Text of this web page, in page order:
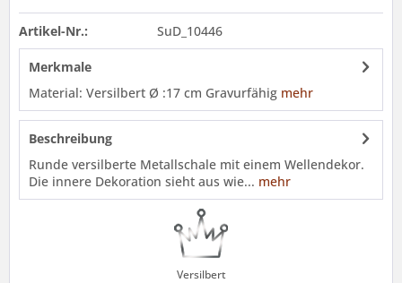
Artikel-Nr.: SuD_10446
Merkmale
Material: Versilbert Ø :17 cm Gravurfähig mehr
Beschreibung
Runde versilberte Metallschale mit einem Wellendekor.
Die innere Dekoration sieht aus wie... mehr
Versilbert